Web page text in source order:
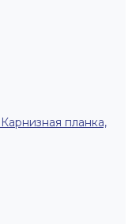
планка,